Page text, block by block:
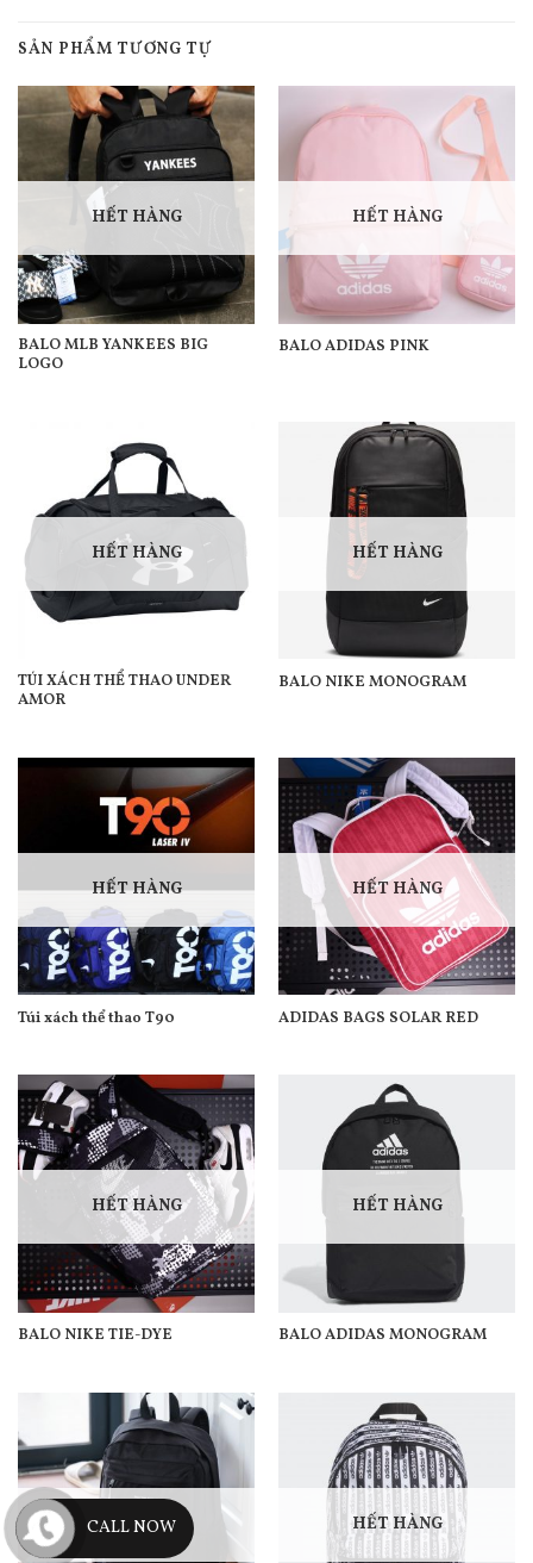
SẢN PHẨM TƯƠNG TỰ
HẾT HÀNG
BALO MLB YANKEES BIG
LOGO
HẾT HÀNG
BALO ADIDAS PINK
HẾT HÀNG
TÚI XÁCH THỂ THAO UNDER
AMOR
HẾT HÀNG
BALO NIKE MONOGRAM
HẾT HÀNG
Túi xách thể thao T90
HẾT HÀNG
ADIDAS BAGS SOLAR RED
HẾT HÀNG
BALO NIKE TIE-DYE
HẾT HÀNG
BALO ADIDAS MONOGRAM
HẾT HÀNG HẾT HÀNG
CALL NOW